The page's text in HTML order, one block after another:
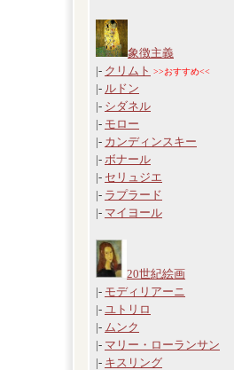
象徴主義
|- クリムト >>おすすめ<<
|- ルドン
|- シダネル
|- モロー
|- カンディンスキー
|- ボナール
|- セリュジエ
|- ラプラード
|- マイヨール
20世紀絵画
|- モディリアーニ
|- ユトリロ
|- ムンク
|- マリー・ローランサン
|- キスリング